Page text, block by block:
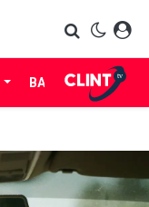
BABES LIFE